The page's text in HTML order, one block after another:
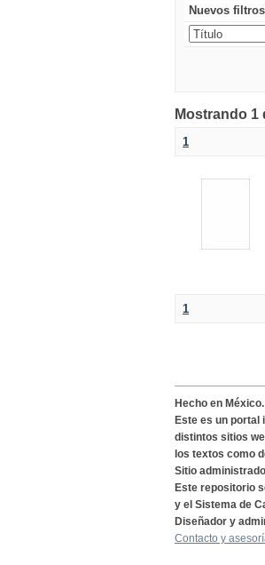
Nuevos
Mostrando 1
1
1
Hecho en
Este es un portal
distintos sitios
los textos como
Sitio
Este repositorio
y el Sistema de
Diseñador y
Contacto y